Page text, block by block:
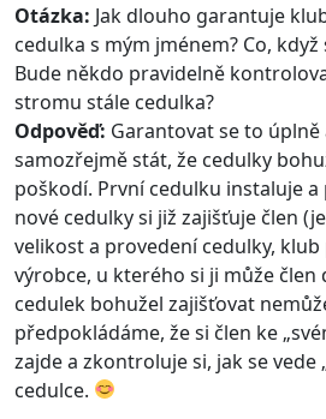
Otázka: Jak dlouho garantuje
cedulka s mým jménem? Co,
Bude někdo pravidelně
stromu stále cedulka?
Odpověď: Garantovat se to úplně
samozřejmě stát, že cedulky
poškodí. První cedulku instaluje
nové cedulky si již zajišťuje člen
velikost a provedení cedulky,
výrobce, u kterého si ji může
cedulek bohužel zajišťovat
předpokládáme, že si člen ke
zajde a zkontroluje si, jak se vede
cedulce.